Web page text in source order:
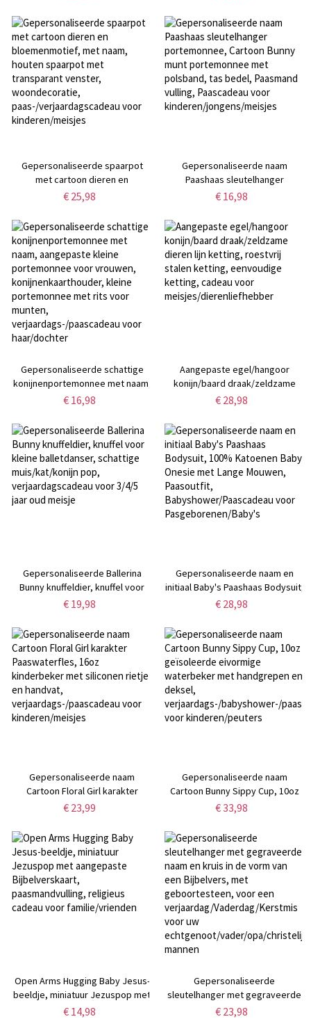
konijntje,
verjaardags-/paascadeau voor
kinderen/meisjes/tieners
capaciteit,
paas-/school-/verjaardagscadeau
voor meisjes/kinderen
Gepersonaliseerde spaarpot
met cartoon dieren en
bloemenmotief, met naam,
venster, woondecoratie,
paas-/verjaardagscadeau voor
kinderen/meisjes
€ 25,98
Gepersonaliseerde naam
Paashaas sleutelhanger
portemonnee, Cartoon Bunny
polsband, tas bedel, Paasmand
vulling, Paascadeau voor
kinderen/jongens/meisjes
€ 16,98
Gepersonaliseerde schattige
konijnenportemonnee met naam,
aangepaste kleine portemonnee
konijnenkaarthouder, kleine
portemonnee met rits voor
munten,
verjaardags-/paascadeau voor
haar/dochter
€ 16,98
Aangepaste egel/hangoor
konijn/baard draak/zeldzame
dieren lijn ketting, roestvrij
ketting, cadeau voor
meisjes/dierenliefhebber
€ 28,98
Gepersonaliseerde Ballerina
Bunny knuffeldier, knuffel voor
kleine balletdanser, schattige
verjaardagscadeau voor 3/4/5
jaar oud meisje
€ 19,98
Gepersonaliseerde naam en
initiaal Baby's Paashaas Bodysuit,
100% Katoenen Baby Onesie met
Babyshower/Paascadeau voor
Pasgeborenen/Baby's
€ 28,98
Gepersonaliseerde naam
Cartoon Floral Girl karakter
Paaswaterfles, 16oz kinderbeker
verjaardags-/paascadeau voor
kinderen/meisjes
€ 23,99
Gepersonaliseerde naam
Cartoon Bunny Sippy Cup, 10oz
geïsoleerde eivormige
deksel,
verjaardags-/babyshower-/
voor kinderen/peuters
€ 33,98
Open Arms Hugging Baby Jesus-
beeldje, miniatuur Jezuspop met
aangepaste Bijbelverskaart,
€ 14,98
Gepersonaliseerde
sleutelhanger met gegraveerde
naam en kruis in de vorm van een
€ 23,98